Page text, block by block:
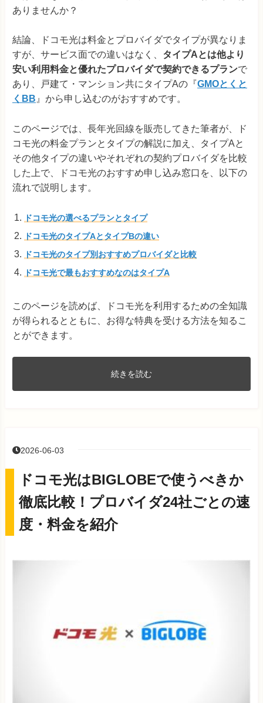
ありませんか？
結論、ドコモ光は料金とプロバイダでタイプが異なりま
すが、サービス面での違いはなく、 タイプAとは他より
安い利用料金と優れたプロバイダで契約できるプランで
あり、戸建て・マンション共にタイプAの『 GMOとくと
くBB』から申し込むのがおすすめです。
このページでは、長年光回線を販売してきた筆者が、ド
コモ光の料金プランとタイプの解説に加え、タイプAと
その他タイプの違いやそれぞれの契約プロバイダを比較
した上で、ドコモ光のおすすめ申し込み窓口を、以下の
流れで説明します。
ドコモ光の選べるプランとタイプ
ドコモ光のタイプAとタイプBの違い
ドコモ光のタイプ別おすすめプロバイダと比較
ドコモ光で最もおすすめなのはタイプA
このページを読めば、ドコモ光を利用するための全知識
が得られるとともに、お得な特典を受ける方法を知るこ
とができます。
続きを読む
2026-06-03
ドコモ光はBIGLOBEで使うべきか
徹底比較！プロバイダ24社ごとの速
度・料金を紹介